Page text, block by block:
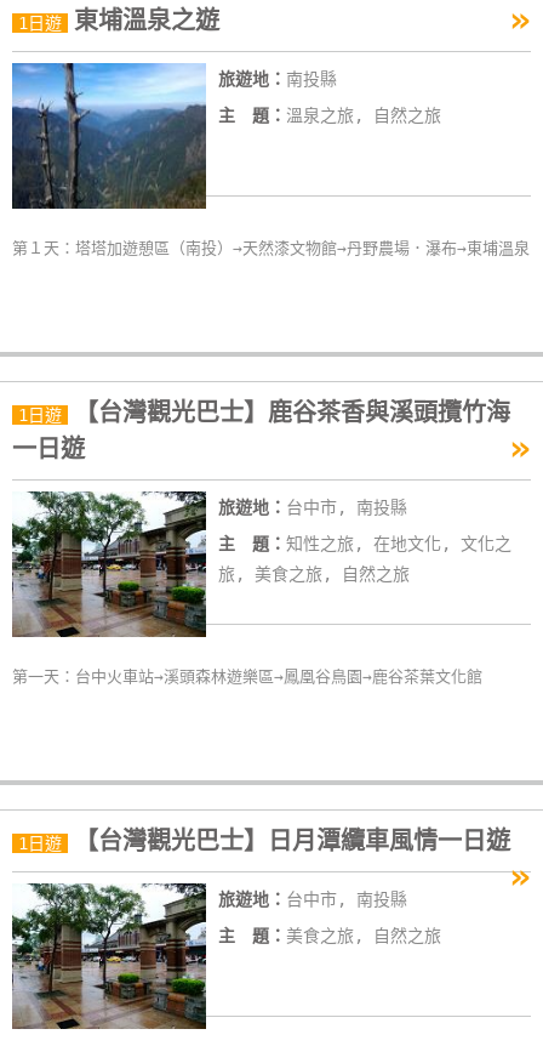
會
員
帳
戶
客
單
Line
線
上
客
服
利
訂
房
Q&A
國
旅
卡
1日遊 東埔溫泉之遊 »
旅遊地： 南投縣
主 題： 溫泉之旅, 自然之旅
第１天：塔塔加遊憩區（南投）→天然漆文物館→丹野農場．瀑布→東埔溫泉
1日遊
【台灣觀光巴士】鹿谷茶香與溪頭攬竹海
一日遊
»
旅遊地： 台中市, 南投縣
主 題： 知性之旅, 在地文化, 文化之
旅, 美食之旅, 自然之旅
第一天：台中火車站→溪頭森林遊樂區→鳳凰谷鳥園→鹿谷茶葉文化館
1日遊 【台灣觀光巴士】日月潭纜車風情一日遊
»
旅遊地： 台中市, 南投縣
主 題： 美食之旅, 自然之旅